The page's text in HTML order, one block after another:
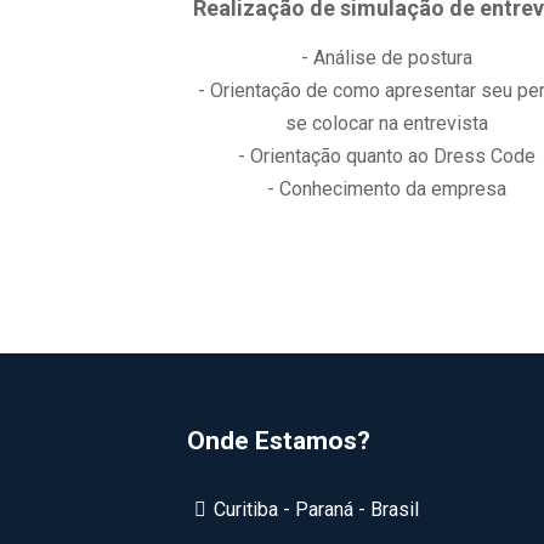
Realização de simulação de
- Análise de postura
- Orientação de como apresentar seu
se colocar na entrevista
- Orientação quanto ao Dress Code
- Conhecimento da empresa
Onde Estamos?
Curitiba - Paraná - Brasil